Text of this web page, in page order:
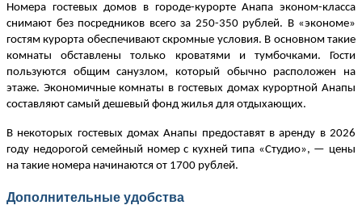
Номера гостевых домов в городе-курорте Анапа эконом-класса
снимают без посредников всего за 250-350 рублей. В «экономе»
гостям курорта обеспечивают скромные условия. В основном такие
комнаты обставлены только кроватями и тумбочками. Гости
пользуются общим санузлом, который обычно расположен на
этаже. Экономичные комнаты в гостевых домах курортной Анапы
составляют самый дешевый фонд жилья для отдыхающих.
В некоторых гостевых домах Анапы предоставят в аренду в 2026
году недорогой семейный номер с кухней типа «Студио», — цены
на такие номера начинаются от 1700 рублей.
Дополнительные удобства